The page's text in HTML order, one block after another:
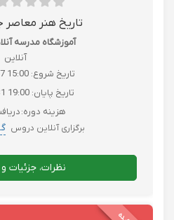
تاریخ هنر معاصر
آموزشگاه مدرسه
آنلاین
تاریخ شروع: 15:00
تاریخ پایان: 19:00
هزینه دوره:
برگزاری آنلاین دروس
نظرات، جزئیات